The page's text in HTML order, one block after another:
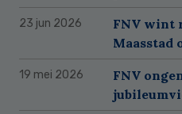
23 jun 2026
FNV wint
Maasstad
19 mei 2026
FNV